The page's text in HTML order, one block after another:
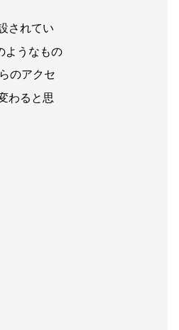
されてい
ようなもの
のアクセ
わると思